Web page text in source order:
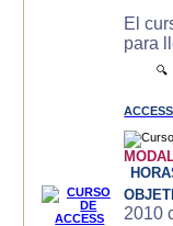
El
para
2010